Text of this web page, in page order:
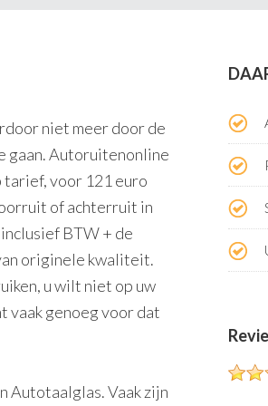
niet meer door de
gaan. Autoruitenonline
voor 121 euro
of achterruit in
BTW + de
originele kwaliteit.
u wilt niet op uw
vaak genoeg voor dat
Autotaalglas. Vaak zijn